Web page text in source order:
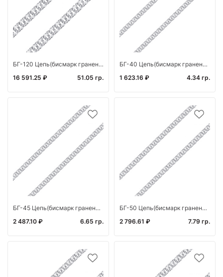
БГ-120 Цепь(бисмарк граненый) (Ag 925)
16 591.25 ₽
51.05 гр.
БГ-40 Цепь(бисмарк граненый) (Ag 925)
1 623.16 ₽
4.34 гр.
БГ-45 Цепь(бисмарк граненый) (Ag 925)
2 487.10 ₽
6.65 гр.
БГ-50 Цепь(бисмарк граненый) (Ag 925)
2 796.61 ₽
7.79 гр.